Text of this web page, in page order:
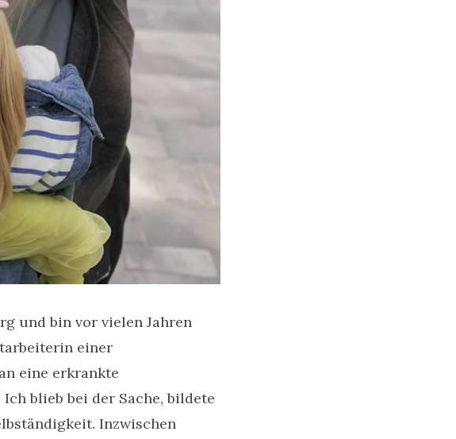
und bin vor vielen Jahren
einer
eine erkrankte
blieb bei der Sache, bildete
Inzwischen